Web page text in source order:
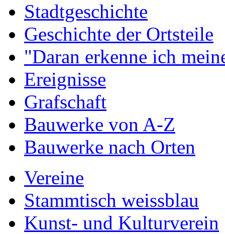
Stadtgeschichte
Geschichte der Ortsteile
"Daran erkenne ich
Ereignisse
Grafschaft
Bauwerke von A-Z
Bauwerke nach Orten
Vereine
Stammtisch weissblau
Kunst- und Kulturverein